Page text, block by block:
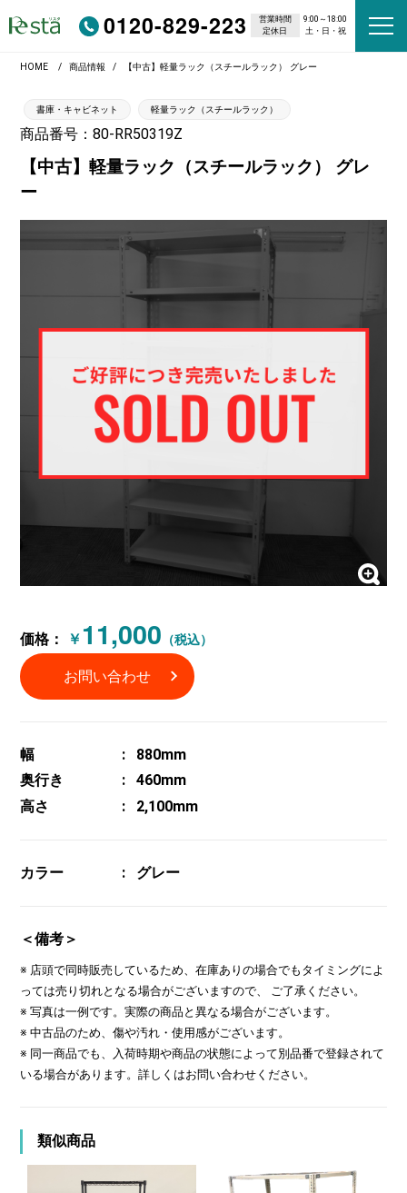
0120-829-223 営業時間
9:00～18:00
定休日
土・日・祝
HOME 商品情報 【中古】軽量ラック（スチールラック） グレー
書庫・キャビネット 軽量ラック（スチールラック）
商品番号：80-RR50319Z
【中古】軽量ラック（スチールラック） グレ
ー
価格： ￥ 11,000 （税込）
お問い合わせ
幅
880mm
奥行き
460mm
高さ
2,100mm
カラー グレー
＜備考＞
※ 店頭で同時販売しているため、在庫ありの場合でもタイミングによ
っては売り切れとなる場合がございますので、 ご了承ください。
※ 写真は一例です。実際の商品と異なる場合がございます。
※ 中古品のため、傷や汚れ・使用感がございます。
※ 同一商品でも、入荷時期や商品の状態によって別品番で登録されて
いる場合があります。詳しくはお問い合わせください。
類似商品